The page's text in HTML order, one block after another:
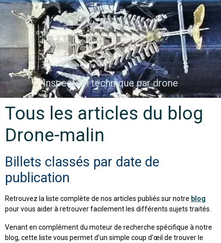
Inspection technique par drone
Tous les articles du blog
Drone-malin
Billets classés par date de
publication
Retrouvez la liste complète de nos articles publiés sur notre blog
pour vous aider à retrouver facilement les différents sujets traités.
Venant en complément du moteur de recherche spécifique à notre
blog, cette liste vous permet d’un simple coup d’œil de trouver le